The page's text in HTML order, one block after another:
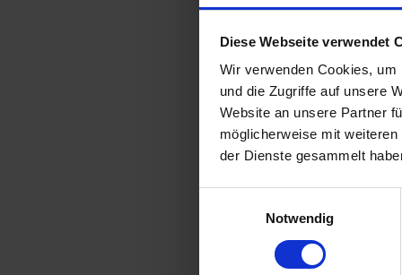
Diese Webseite verwendet
Wir verwenden Cookies,
und die Zugriffe auf unsere
Website an unsere Partner
möglicherweise mit
der Dienste gesammelt
Notwendig